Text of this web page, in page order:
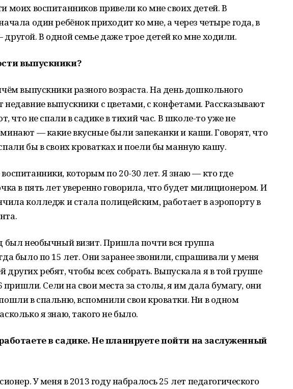
моих воспитанников привели ко мне своих детей. В
один ребёнок приходит ко мне, а через четыре года, в
В одной семье даже трое детей ко мне ходили.
выпускники?
выпускники разного возраста. На день дошкольного
недавние выпускники с цветами, с конфетами. Рассказывают
что не спали в садике в тихий час. В школе-то уже не
— какие вкусные были запеканки и каши. Говорят, что
бы в своих кроватках и поели бы манную кашу.
которым по 20-30 лет. Я знаю — кто где
в пять лет уверенно говорила, что будет милиционером. И
колледж и стала полицейским, работает в аэропорту в
был необычный визит. Пришла почти вся группа
было по 15 лет. Они заранее звонили, спрашивали у меня
ребят, чтобы всех собрать. Выпускала я в той группе
пришли. Сели на свои места за столы, я им дала бумагу, они
в спальню, вспомнили свои кроватки. Ни в одном
я знаю, такого не было.
в садике. Не планируете пойти на заслуженный
У меня в 2013 году набралось 25 лет педагогического